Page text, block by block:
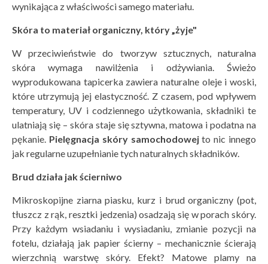
wynikająca z właściwości samego materiału.
Skóra to materiał organiczny, który „żyje"
W przeciwieństwie do tworzyw sztucznych, naturalna
skóra wymaga nawilżenia i odżywiania. Świeżo
wyprodukowana tapicerka zawiera naturalne oleje i woski,
które utrzymują jej elastyczność. Z czasem, pod wpływem
temperatury, UV i codziennego użytkowania, składniki te
ulatniają się – skóra staje się sztywna, matowa i podatna na
pękanie. Pielęgnacja skóry samochodowejto nic innego
jak regularne uzupełnianie tych naturalnych składników.
Brud działa jak ścierniwo
Mikroskopijne ziarna piasku, kurz i brud organiczny (pot,
tłuszcz z rąk, resztki jedzenia) osadzają się w porach skóry.
Przy każdym wsiadaniu i wysiadaniu, zmianie pozycji na
fotelu, działają jak papier ścierny – mechanicznie ścierają
wierzchnią warstwę skóry. Efekt? Matowe plamy na